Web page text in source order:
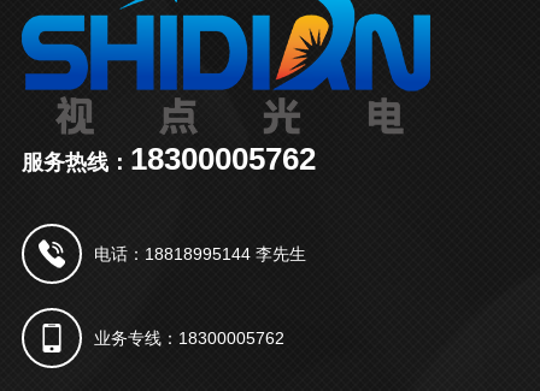
服务热线： 18300005762
电话：18818995144 李先生
业务专线：18300005762